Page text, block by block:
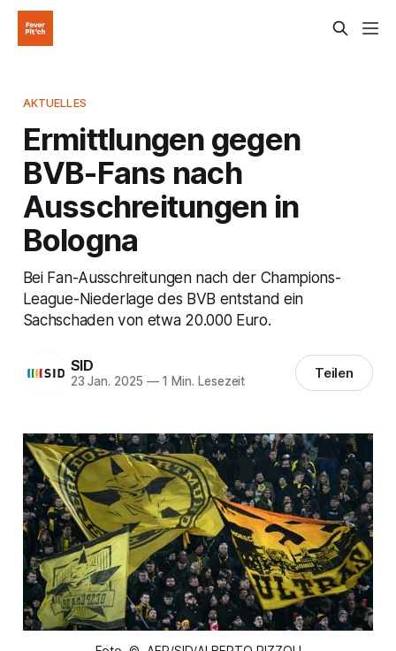
AKTUELLES
Ermittlungen gegen
BVB-Fans nach
Ausschreitungen in
Bologna
Bei Fan-Ausschreitungen nach der Champions-
League-Niederlage des BVB entstand ein
Sachschaden von etwa 20.000 Euro.
SID
23 Jan. 2025 —1 Min. Lesezeit Teilen